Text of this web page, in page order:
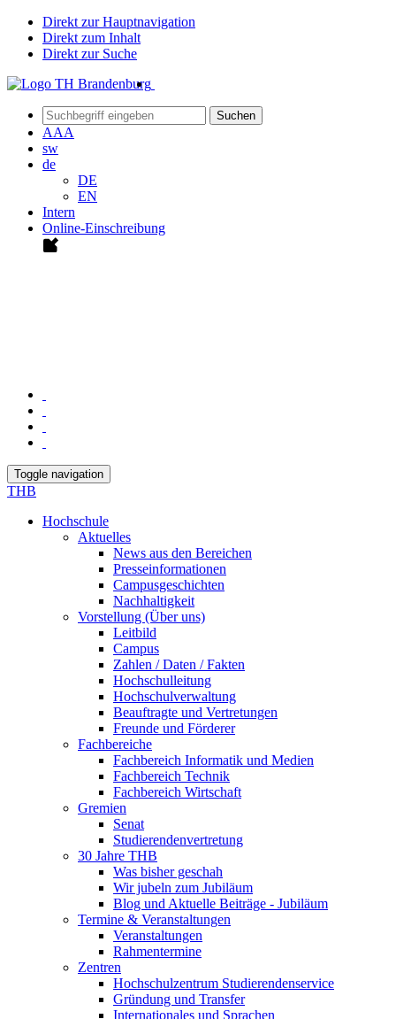
Direkt zur Hauptnavigation
Direkt zum Inhalt
Direkt zur Suche
Suchen
AAA
sw
de
DE
EN
Intern
Online-Einschreibung
Toggle navigation
THB
Hochschule
Aktuelles
News aus den Bereichen
Presseinformationen
Campusgeschichten
Nachhaltigkeit
Vorstellung (Über uns)
Leitbild
Campus
Zahlen / Daten / Fakten
Hochschulleitung
Hochschulverwaltung
Beauftragte und Vertretungen
Freunde und Förderer
Fachbereiche
Fachbereich Informatik und Medien
Fachbereich Technik
Fachbereich Wirtschaft
Gremien
Senat
Studierendenvertretung
30 Jahre THB
Was bisher geschah
Wir jubeln zum Jubiläum
Blog und Aktuelle Beiträge - Jubiläum
Termine & Veranstaltungen
Veranstaltungen
Rahmentermine
Zentren
Hochschulzentrum Studierendenservice
Gründung und Transfer
Internationales und Sprachen